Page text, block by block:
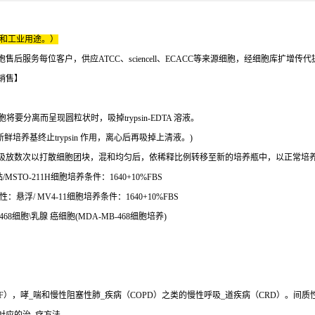
工业用途。）
后服务每位客户，供应ATCC、sciencell、ECACC等来源细胞，经细胞库扩增传
】
要分离而呈现圆粒状时，吸掉trypsin-EDTA 溶液。
培养基终止trypsin 作用，离心后再吸掉上清液。)
数次以打散细胞团块，混和均匀后，依稀释比例转移至新的培养瓶中，以正常培
211H细胞培养条件：1640+10%FBS
悬浮/ MV4-11细胞培养条件：1640+10%FBS
细胞\乳腺 癌细胞(MDA-MB-468细胞培养)
，哮_喘和慢性阻塞性肺_疾病（COPD）之类的慢性呼吸_道疾病（CRD）。间